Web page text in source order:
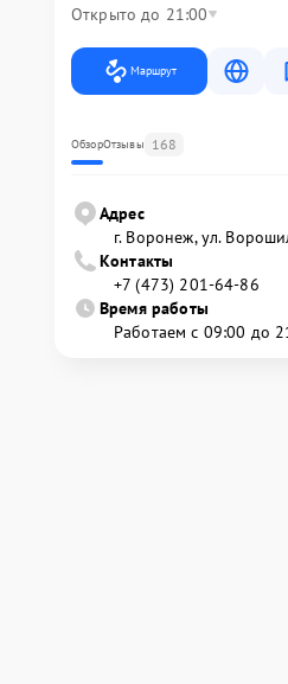
Открыто до 21:00
Маршрут
ОбзорОтзывы 168
Адрес
г. Воронеж, ул.
Контакты
+7 (473) 201-64-86
Время работы
Работаем с 09:00 до